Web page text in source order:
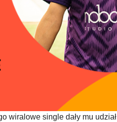
single dały mu